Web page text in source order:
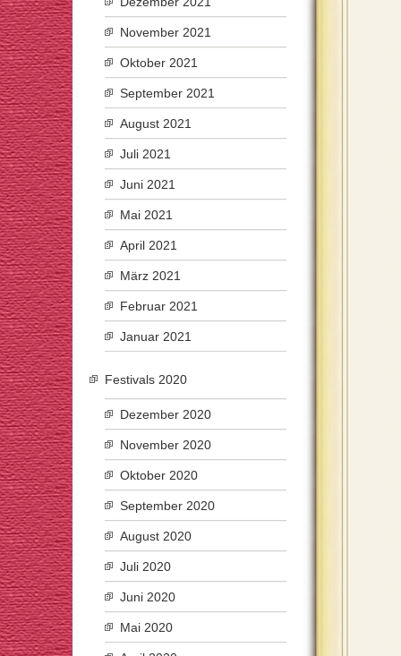
November 2021
Oktober 2021
September 2021
August 2021
Juli 2021
Juni 2021
Mai 2021
April 2021
März 2021
Februar 2021
Januar 2021
Festivals 2020
Dezember 2020
November 2020
Oktober 2020
September 2020
August 2020
Juli 2020
Juni 2020
Mai 2020